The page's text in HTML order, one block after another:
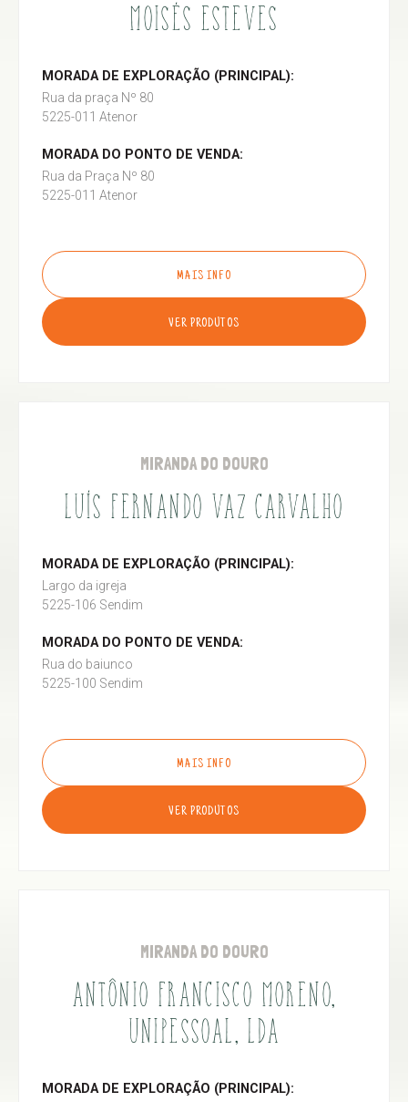
MOISÉS ESTEVES
MORADA DE EXPLORAÇÃO (PRINCIPAL):
Rua da praça Nº 80
5225-011 Atenor
MORADA DO PONTO DE VENDA:
Rua da Praça Nº 80
5225-011 Atenor
MAIS INFO
VER PRODUTOS
MIRANDA DO DOURO
LUÍS FERNANDO VAZ CARVALHO
MORADA DE EXPLORAÇÃO (PRINCIPAL):
Largo da igreja
5225-106 Sendim
MORADA DO PONTO DE VENDA:
Rua do baiunco
5225-100 Sendim
MAIS INFO
VER PRODUTOS
MIRANDA DO DOURO
ANTÔNIO FRANCISCO MORENO,
UNIPESSOAL, LDA
MORADA DE EXPLORAÇÃO (PRINCIPAL):